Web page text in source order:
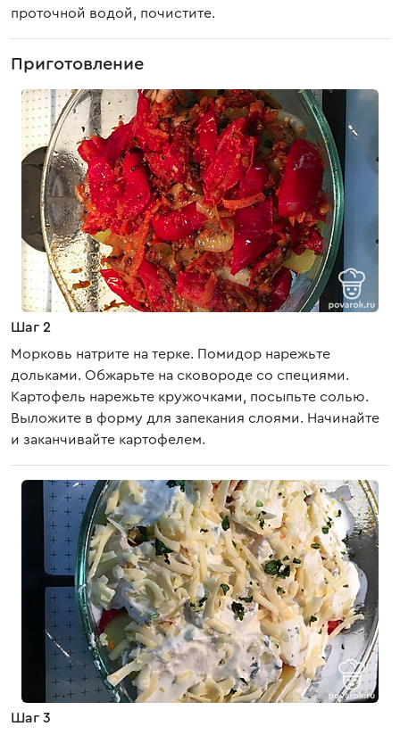
проточной водой, почистите.
Приготовление
Шаг 2
Морковь натрите на терке. Помидор нарежьте
дольками. Обжарьте на сковороде со специями.
Картофель нарежьте кружочками, посыпьте солью.
Выложите в форму для запекания слоями. Начинайте
и заканчивайте картофелем.
Шаг 3